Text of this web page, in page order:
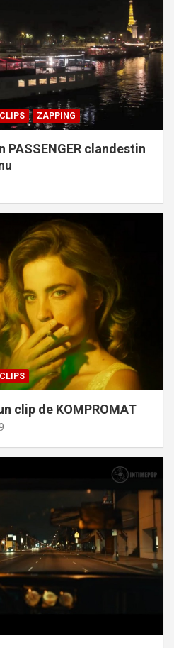
ZAPPING
PASSENGER clandestin
clip de KOMPROMAT